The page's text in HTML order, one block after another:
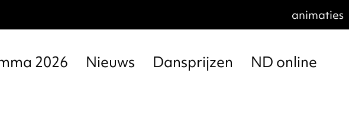
animaties
2026 Nieuws Dansprijzen ND online